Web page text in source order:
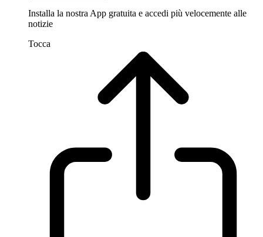
Installa la nostra App gratuita e accedi più velocemente alle
notizie
Tocca